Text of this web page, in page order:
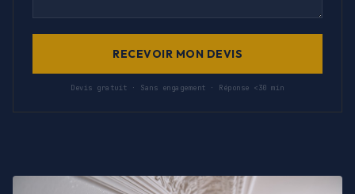
RECEVOIR MON DEVIS
Devis gratuit · Sans engagement · Réponse <30 min